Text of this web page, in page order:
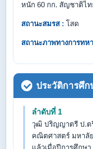
หนัก 60 กก. สัญชาติไท
สถานะสมรส : โสด
สถานะภาพทางการทห
ประวัติการศึก
ลำดับที่ 1
วุฒิ ปริญญาตรี ป.ต
คณิตศาสตร์ มหาลัย
แล้วเมื่อปีการศึกษา